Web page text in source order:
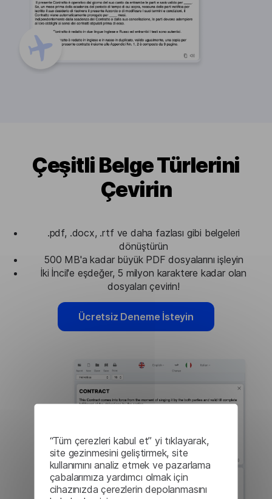
“Tüm çerezleri kabul et” yi tıklayarak,
site gezinmesini geliştirmek, site
kullanımını analiz etmek ve pazarlama
çabalarımıza yardımcı olmak için
cihazınızda çerezlerin depolanmasını
Çeşitli Belge Türlerini
Çevirin
.pdf, .docx, .rtf ve daha fazlası gibi belgeleri
dönüştürün
500 MB'a kadar büyük PDF dosyalarını işleyin
İki İncil'e eşdeğer, 5 milyon karaktere kadar olan
dosyaları çevirin!
Ücretsiz Deneme İsteyin